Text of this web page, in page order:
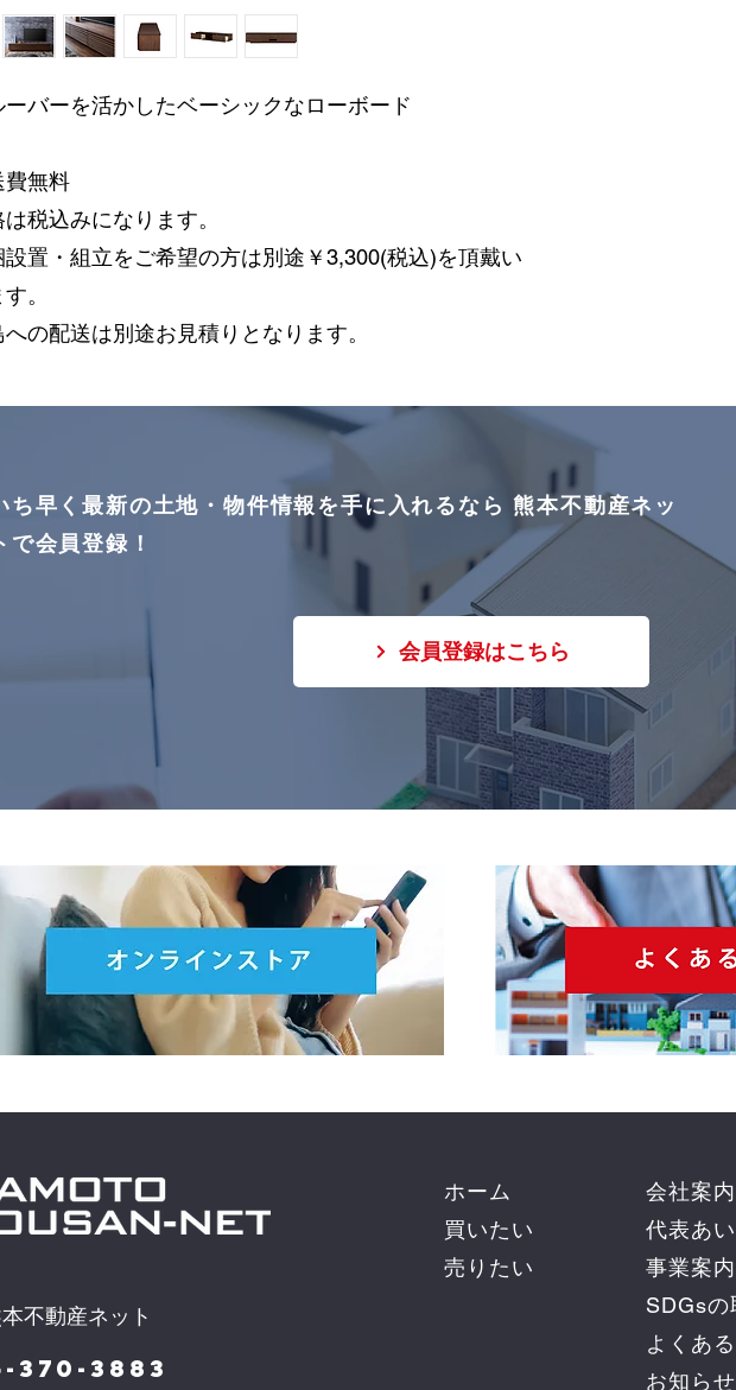
ーバーを活かしたベーシックなローボード
無料
税込みになります。
置・組立をご希望の方は別途￥3,300(税込)を頂戴い
。
の配送は別途お見積りとなります。
ち早く最新の土地・物件情報を手に入れるなら 熊本不動産ネッ
で会員登録！
会員登録はこちら
不動産ネット
370-3883
ホーム
買いたい
売りたい
会社案内
代表あ
事業案内
SDGsの
よくあ
お知らせ